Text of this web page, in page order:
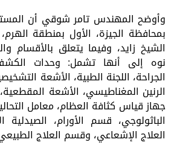
وأوضح المهندس تامر شوقي أن
بمحافظة الجيزة، الأول بمنطقة
الشيخ زايد، وفيما يتعلق بالأقسام
نوه إلى أنها تشمل: وحدات
الجراحة، اللجنة الطبية، الأشعة
الرنين المغناطيسي، الأشعة
جهاز قياس كثافة العظام، معامل
الباثولوجي، قسم الأورام، الصيدلية
العلاج الإشعاعي، وقسم العلاج